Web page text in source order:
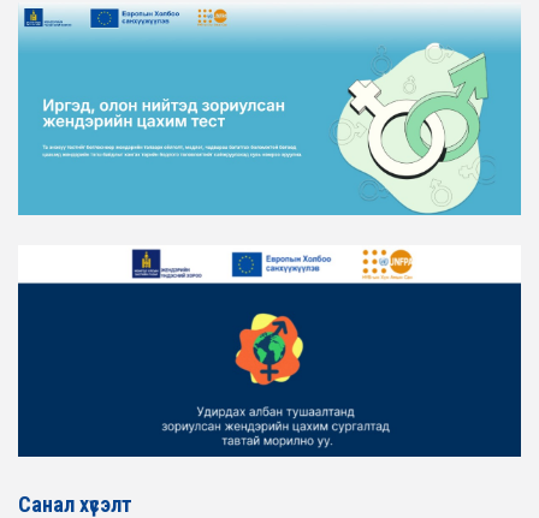
ЖЕНДЭРИЙН ҮНДЭСНИЙ ХОРООНЫ АЖЛЫН АЛБАНЫ
ТӨЛӨӨЛӨЛ ХОТ БАЙГУУЛАЛТ, БАРИЛГА, ОРОН
СУУЦЖУУЛАЛТЫН ЯАМАНД АЖИЛЛАВ
2026-02-16
ЖЕНДЭРИЙН ЭРХ ТЭГШ БАЙДЛЫГ ХАНГАХ ҮЙЛ
АЖИЛЛАГААГ ЭРЧИМЖҮҮЛЭХ САРЫН ХУВААРЬТАЙ
2026-02-16
ТӨЛӨӨЛӨЛ ЗАМ ТЭЭВРИЙН ЯАМАНД АЖИЛЛАВ
ЖЕНДЭРИЙН ҮНДЭСНИЙ ХОРООНЫ АЖЛЫН АЛБАНЫ
ТӨЛӨӨЛӨЛ БАТЛАН ХАМГААЛАХ ЯАМАНД
Санал хүсэлт